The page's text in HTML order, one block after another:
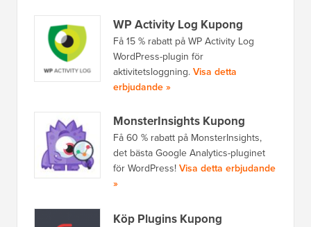
WP Activity Log Kupong
Få 15 % rabatt på WP Activity Log
WordPress-plugin för
aktivitetsloggning.Visa detta
erbjudande »
MonsterInsights Kupong
Få 60 % rabatt på MonsterInsights,
det bästa Google Analytics-pluginet
för WordPress!Visa detta erbjudande
»
Köp Plugins Kupong